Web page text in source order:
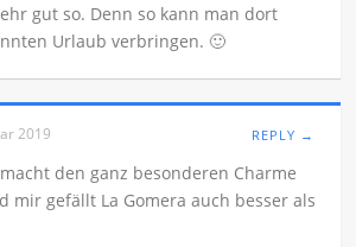
gut so. Denn so kann man dort
Urlaub verbringen. 🙂
2019 REPLY →
den ganz besonderen Charme
mir gefällt La Gomera auch besser als